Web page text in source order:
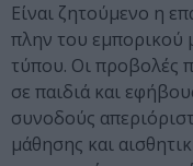
Είναι ζητούμενο η
πλην του εμπορικού
τύπου. Οι προβολές
σε παιδιά και
συνοδούς
μάθησης και